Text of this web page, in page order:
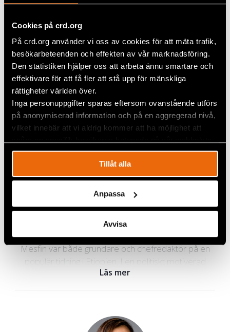
Cookies på crd.org
På crd.org använder vi oss av cookies för att mäta trafik,
besökarbeteenden och effekten av vår marknadsföring.
Den statistiken hjälper oss att arbeta ännu smartare och
effektivare för att få fler att stå upp för mänskliga
rättigheter världen över.
Inga personuppgifter sparas eftersom ovanstående utförs
på anonymiserad information och på en aggregerad nivå,
vilket innebär att vi aldrig kommer att ha möjlighet att
Tillåt alla
Anpassa
Avvisa
Latinamerika och Mellanöstern. Vårt arbete i
Sverige utförs och samordnas under vår juridiska
avdelning.
Mesfin N. Bekele
Chef för Afrika och Mellanösternavdelningen
Mesfin har en kandidatexamen i statsvetenskap och
internationella relationer från Addis Abeba Univeristy
och en master i journalistik från Södertörns högskola.
Mesfin var både grundare och chefredaktör på en
populär tidning i Etiopien. I en politiskt motiverad
rättegång anklagades och dömdes han senare av
den etiopiska regeringen för att ”stödja terrorism”. I
Rights Defenders 2012. Han har tilldelats pris för sitt
Läs mer